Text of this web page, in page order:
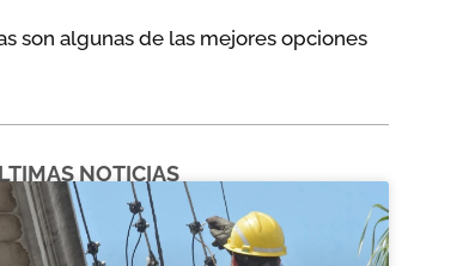
son algunas de las mejores opciones
NOTICIAS